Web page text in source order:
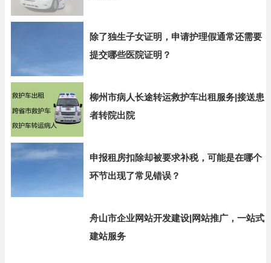
除了独生子女证明，申请护理假通常还需要
提交哪些医院证明？
柳州市病人长途转运救护车出租服务|接送患
者转院出院
申报租房扣除却被要求补税，可能是在哪个
环节出现了常见错误？
舟山市企业网站开发建设|网站推广，一站式
建站服务